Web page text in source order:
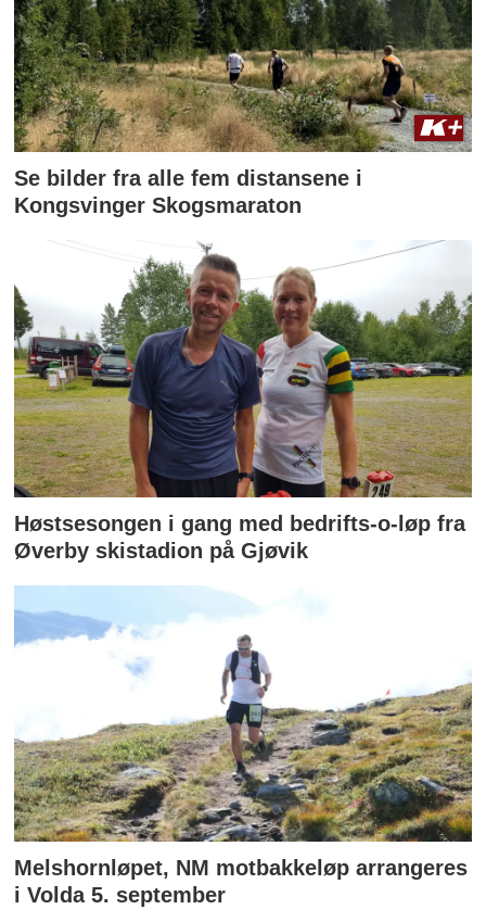
Se bilder fra alle fem distansene i
Kongsvinger Skogsmaraton
Høstsesongen i gang med bedrifts-o-løp fra
Øverby skistadion på Gjøvik
Melshornløpet, NM motbakkeløp arrangeres
i Volda 5. september